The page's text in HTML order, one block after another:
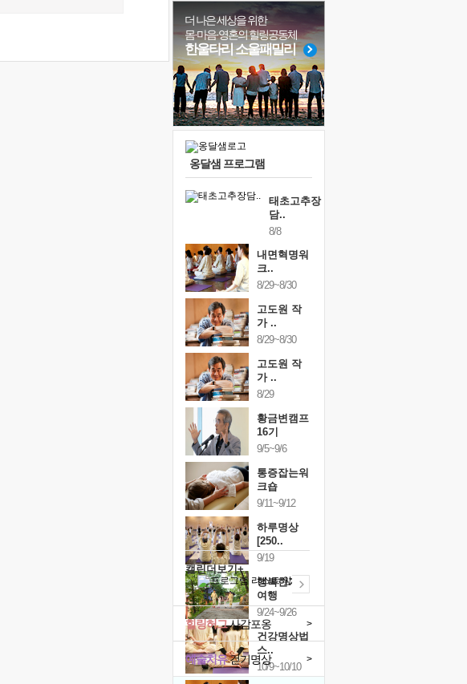
꿈이 실제가 되는 것
'말 타는 법'을 먼저
졸업식 사진을 보며
극심한 변비, 어깨결림, 수면 장애
아픈 아버지를 위한 공간 설계
슬럼프
보고 싶은 어머니
못된 꼰대들
#독서캠프
#나눔
#독서
#위기
#경험 #삶
#극복
#친구
#사람
#희망
#선택
#아이들
#비전캠프
더 나은 세상을 위한
몸·마음·영혼의 힐링공동체
한울타리 소울패밀리
옹달샘 프로그램
태초고추장
담..
8/8
내면혁명워
크..
8/29~8/30
고도원 작
가 ..
8/29~8/30
고도원 작
가 ..
8/29
황금변캠프
16기
9/5~9/6
통증잡는워
크숍
9/11~9/12
하루명상
[250..
9/19
행복한가족
여행
9/24~9/26
건강명상법
스..
10/9~10/10
캘린더보기+
예술치유걷기명상 >
힐링허그사감포옹 >